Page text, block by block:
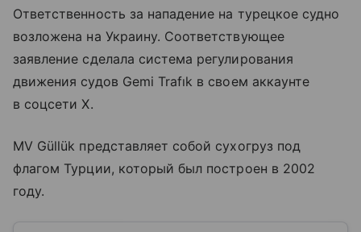
Ответственность за нападение на турецкое судно
возложена на Украину. Соответствующее
заявление сделала система регулирования
движения судов Gemi Trafık в своем аккаунте
в соцсети Х.
MV Güllük представляет собой сухогруз под
флагом Турции, который был построен в 2002
году.